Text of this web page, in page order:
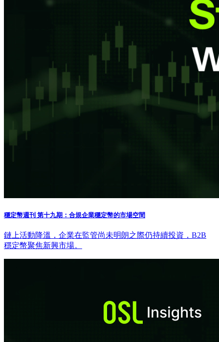
穩定幣週刊 第十九期：合規企業穩定幣的市場空間
鏈上活動降溫，企業在監管尚未明朗之際仍持續投資，B2B
穩定幣聚焦新興市場。